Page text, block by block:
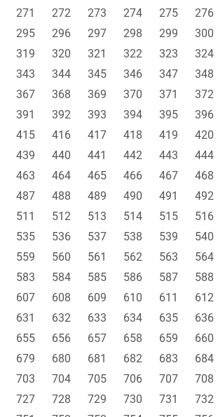
271 272 273 274 275 276
295 296 297 298 299 300
319 320 321 322 323 324
343 344 345 346 347 348
367 368 369 370 371 372
391 392 393 394 395 396
415 416 417 418 419 420
439 440 441 442 443 444
463 464 465 466 467 468
487 488 489 490 491 492
511 512 513 514 515 516
535 536 537 538 539 540
559 560 561 562 563 564
583 584 585 586 587 588
607 608 609 610 611 612
631 632 633 634 635 636
655 656 657 658 659 660
679 680 681 682 683 684
703 704 705 706 707 708
727 728 729 730 731 732